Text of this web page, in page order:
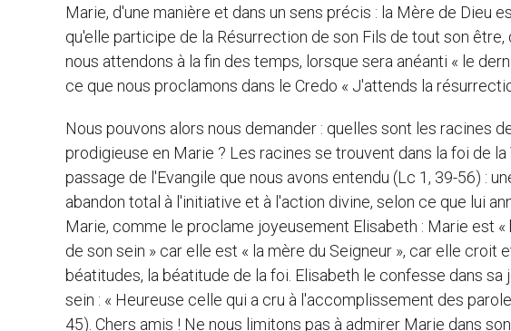
Marie, d'une manière et dans un sens précis : la Mère de Dieu
qu'elle participe de la Résurrection de son Fils de tout son
nous attendons à la fin des temps, lorsque sera anéanti « le
ce que nous proclamons dans le Credo « J'attends la
Nous pouvons alors nous demander : quelles sont les racines
prodigieuse en Marie ? Les racines se trouvent dans la foi de
passage de l'Evangile que nous avons entendu (Lc 1, 39-56) :
abandon total à l'initiative et à l'action divine, selon ce que lui
Marie, comme le proclame joyeusement Elisabeth : Marie est
de son sein » car elle est « la mère du Seigneur », car elle croit
béatitudes, la béatitude de la foi. Elisabeth le confesse dans
sein : « Heureuse celle qui a cru à l'accomplissement des
45). Chers amis ! Ne nous limitons pas à admirer Marie dans